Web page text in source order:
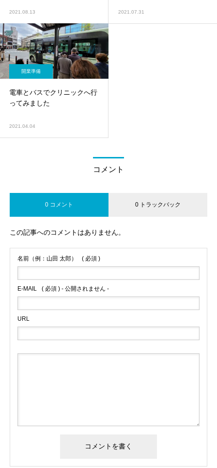
2021.08.13 2021.07.31
開業準備
電車とバスでクリニックへ行
ってみました
2021.04.04
コメント
0 コメント 0 トラックバック
この記事へのコメントはありません。
名前（例：山田 太郎） ( 必須 )
E-MAIL ( 必須 ) - 公開されません -
URL